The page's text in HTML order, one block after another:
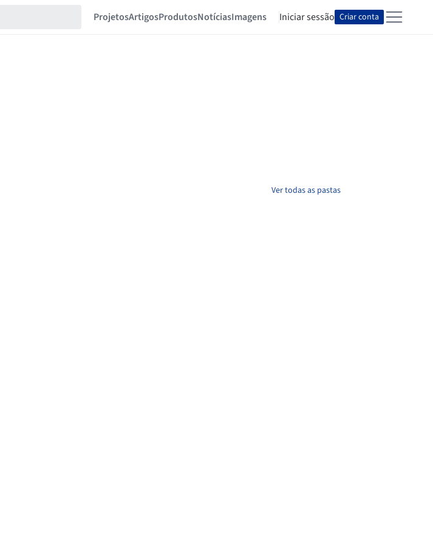
ProjetosArtigosProdutosNotíciasImagens Iniciar sessão Criar conta
Ver todas as pastas